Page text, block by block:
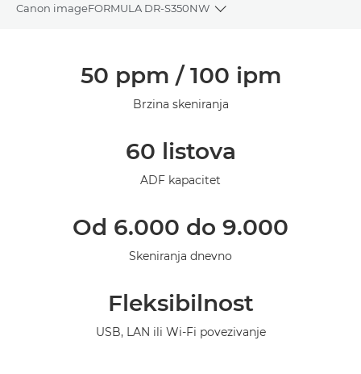
Canon imageFORMULA DR-S350NW
Toggle breadcrumbs
50 ppm / 100 ipm
Brzina skeniranja
60 listova
ADF kapacitet
Od 6.000 do 9.000
Skeniranja dnevno
Fleksibilnost
USB, LAN ili Wi-Fi povezivanje